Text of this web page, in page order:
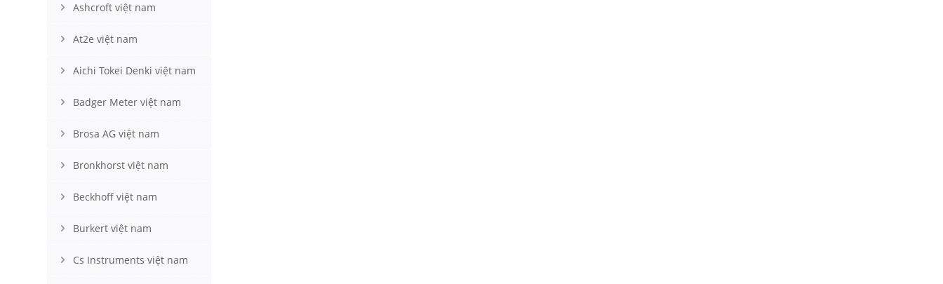
Ashcroft việt nam
At2e việt nam
Aichi Tokei Denki việt nam
Badger Meter việt nam
Brosa AG việt nam
Bronkhorst việt nam
Beckhoff việt nam
Burkert việt nam
Cs Instruments việt nam